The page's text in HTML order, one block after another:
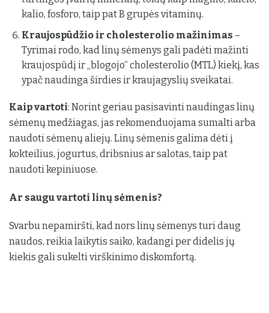
kalio, fosforo, taip pat B grupės vitaminų.
Kraujospūdžio ir cholesterolio mažinimas –
Tyrimai rodo, kad linų sėmenys gali padėti mažinti
kraujospūdį ir „blogojo“ cholesterolio (MTL) kiekį, kas
ypač naudinga širdies ir kraujagyslių sveikatai.
Kaip vartoti: Norint geriau pasisavinti naudingas linų
sėmenų medžiagas, jas rekomenduojama sumalti arba
naudoti sėmenų aliejų. Linų sėmenis galima dėti į
kokteilius, jogurtus, dribsnius ar salotas, taip pat
naudoti kepiniuose.
Ar saugu vartoti linų sėmenis?
Svarbu nepamiršti, kad nors linų sėmenys turi daug
naudos, reikia laikytis saiko, kadangi per didelis jų
kiekis gali sukelti virškinimo diskomfortą.